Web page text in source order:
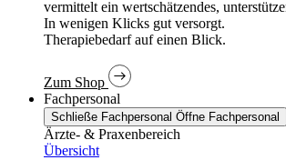
In wenigen Klicks gut versorgt.
Therapiebedarf auf einen Blick.
Zum Shop
Fachpersonal
Schließe Fachpersonal Öffne Fachpersonal
Ärzte- & Praxenbereich
Übersicht